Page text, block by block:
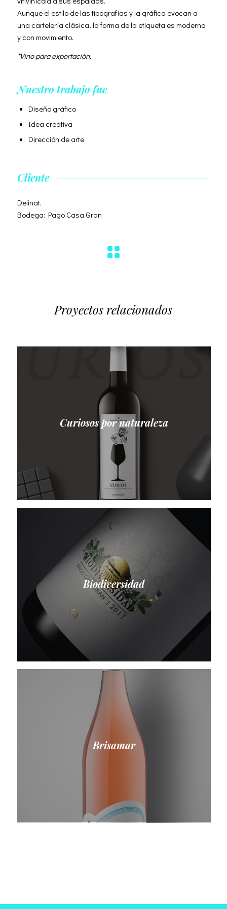
Aunque el estilo de las tipografías y la gráfica evocan a
una cartelería clásica, la forma de la etiqueta es moderna
y con movimiento.
*Vino para exportación.
Nuestro trabajo fue
Diseño gráfico
Idea creativa
Dirección de arte
Cliente
Delinat.
Bodega: Pago Casa Gran
Proyectos relacionados
Curiosos por naturaleza
Biodiversidad
Brisamar